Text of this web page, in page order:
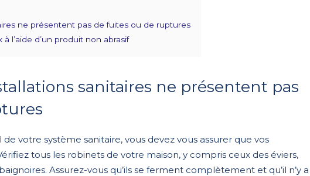
ne présentent pas de fuites ou de ruptures
l’aide d’un produit non abrasif
sanitaires ne présentent pas
votre système sanitaire, vous devez vous assurer que vos
tous les robinets de votre maison, y compris ceux des éviers,
Assurez-vous qu’ils se ferment complètement et qu’il n’y a